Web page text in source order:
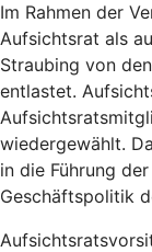
Im Rahmen der
Aufsichtsrat als
Straubing von
entlastet.
wiedergewählt.
in die Führung
Geschäftspolitik